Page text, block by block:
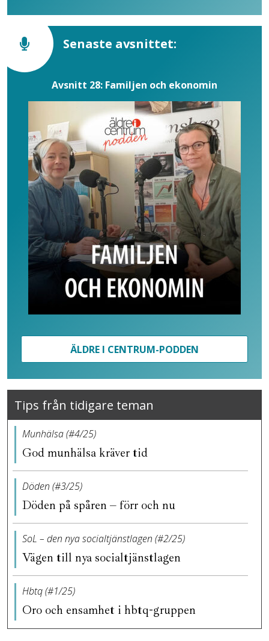
Senaste avsnittet:
Avsnitt 28: Familjen och ekonomin
ÄLDRE I CENTRUM-PODDEN
Tips från tidigare teman
Munhälsa (#4/25)
God munhälsa kräver tid
Döden (#3/25)
Döden på spåren – förr och nu
SoL – den nya socialtjänstlagen (#2/25)
Vägen till nya socialtjänstlagen
Hbtq (#1/25)
Oro och ensamhet i hbtq-gruppen